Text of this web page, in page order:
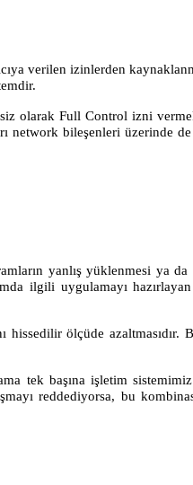
verilen izinlerden
olarak Full Control izni
network bileşenleri üzerinde
yanlış yüklenmesi ya da
ilgili uygulamayı
hissedilir ölçüde
tek başına işletim
reddediyorsa, bu